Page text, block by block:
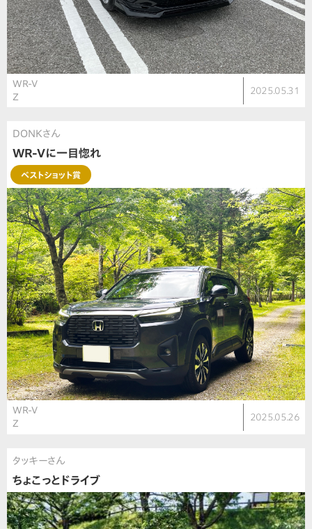
WR-V
Ｚ
2025.05.31
DONKさん
WR-Vに一目惚れ
ベストショット賞
WR-V
Z
2025.05.26
タッキーさん
ちょこっとドライブ